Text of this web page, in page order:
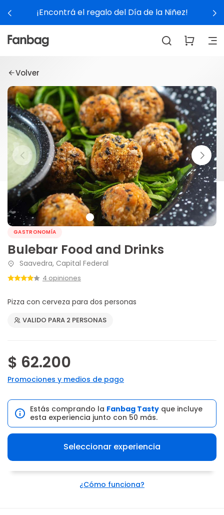
¡Encontrá el regalo del Día de la Niñez!
Volver
GASTRONOMÍA
Bulebar Food and Drinks
Saavedra, Capital Federal
4 opiniones
Pizza con cerveza para dos personas
VALIDO PARA 2 PERSONAS
$ 62.200
Promociones y medios de pago
Estás comprando la Fanbag Tasty que incluye
esta experiencia junto con 50 más.
Seleccionar experiencia
¿Cómo funciona?